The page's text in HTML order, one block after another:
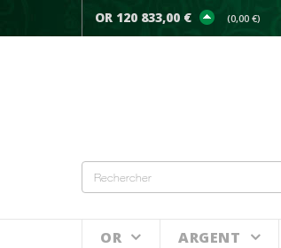
OR 120 833,00 € (0,00 €)
OR ARGENT